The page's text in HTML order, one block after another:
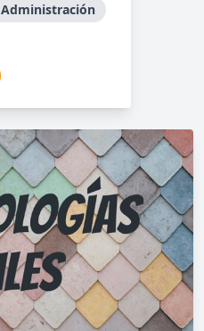
Administración